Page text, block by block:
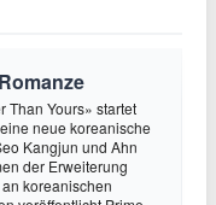
Than Yours» startet
neue koreanische
Kangjun und Ahn
der Erweiterung
koreanischen